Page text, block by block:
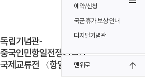
예약/신청
국군 휴가 보상 안내
디지털기념관
맨위로
독립기념관-
중국인민항일전쟁기념관
국제교류전 〈항일전쟁시기